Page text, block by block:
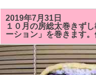
１
５
日
の
日
曜
日
の
房
総
2019年7月31日
１０月の房総太巻きず
ーション」を巻きます。